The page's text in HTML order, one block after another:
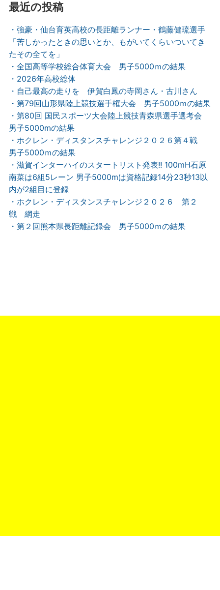
最近の投稿
・強豪・仙台育英高校の長距離ランナー・鶴藤健琉選手
「苦しかったときの思いとか、もがいてくらいついてき
たその全てを」
・全国高等学校総合体育大会 男子5000ｍの結果
・2026年高校総体
・自己最高の走りを 伊賀白鳳の寺岡さん・古川さん
・第79回山形県陸上競技選手権大会 男子5000ｍの結果
・第80回 国民スポーツ大会陸上競技青森県選手選考会
男子5000mの結果
・ホクレン・ディスタンスチャレンジ２０２６第４戦
男子5000ｍの結果
・滋賀インターハイのスタートリスト発表!! 100mH石原
南菜は6組5レーン 男子5000mは資格記録14分23秒13以
内が2組目に登録
・ホクレン・ディスタンスチャレンジ２０２６ 第２
戦 網走
・第２回熊本県長距離記録会 男子5000ｍの結果